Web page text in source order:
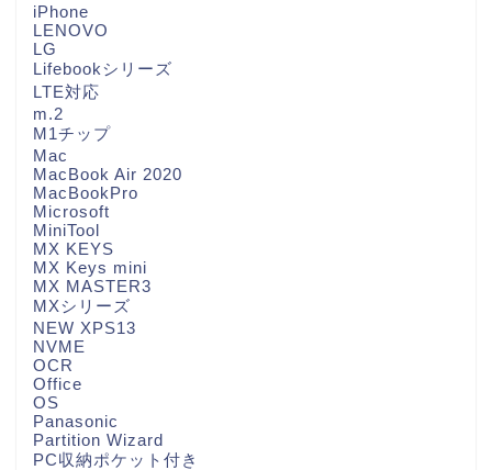
iPhone
LENOVO
LG
Lifebookシリーズ
LTE対応
m.2
M1チップ
Mac
MacBook Air 2020
MacBookPro
Microsoft
MiniTool
MX KEYS
MX Keys mini
MX MASTER3
MXシリーズ
NEW XPS13
NVME
OCR
Office
OS
Panasonic
Partition Wizard
PC収納ポケット付き